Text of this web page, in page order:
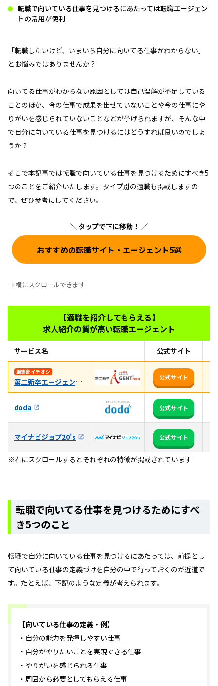
転職で向いている仕事を見つけるにあたっては転職エージェン
トの活用が便利
「転職したいけど、いまいち自分に向いてる仕事がわからない」
とお悩みではありませんか？
向いてる仕事がわからない原因としては自己理解が不足している
ことのほか、今の仕事で成果を出せていないことや今の仕事にや
りがいを感じられていないことなどが挙げられますが、そんな中
で自分に向いている仕事を見つけるにはどうすれば良いのでしょ
うか？
そこで本記事では転職で向いている仕事を見つけるためにすべき5
つのことをご紹介いたします。タイプ別の適職も掲載しますの
で、ぜひ参考にしてください。
＼ タップで下に移動！ ／
おすすめの転職サイト・エージェント5選
→ 横にスクロールできます
【適職を紹介してもらえる】
求人紹介の質が高い転職エージェント
サービス名 公式サイト
編集部イチオシ
第二新卒エージェントneo
公式サイト
doda 公式サイト
マイナビジョブ20's 公式サイト
※右にスクロールするとそれぞれの特徴が掲載されています
転職で向いてる仕事を見つけるためにすべ
き5つのこと
転職で自分に向いている仕事を見つけるにあたっては、前提とし
て向いている仕事の定義づけを自分の中で行っておくのが近道で
す。たとえば、下記のような定義が考えられます。
【向いている仕事の定義・例】
・自分の能力を発揮しやすい仕事
・自分がやりたいことを実現できる仕事
・やりがいを感じられる仕事
・周囲から必要としてもらえる仕事